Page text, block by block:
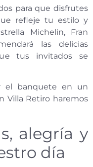
para que disfrutes
refleje tu estilo y
Michelin, Fran
las delicias
tus invitados se
el banquete en un
Villa Retiro haremos
alegría y
día